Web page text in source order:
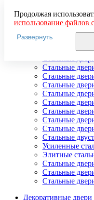
Стальная
Стальные
Стальные
Стальные
Стальные
Стальные
Стальные
Стальные
Стальные
Стальные
Стальные
Стальные
Стальные
Стальные
Усиленные
Элитные
Стальные
Стальные
Стальные
Декоративные двери
Продолжая
использование файлов
пользовательских
местоположении, устройстве,
для
использования систем
Яндекс.Метрика), в
обработки
Если вы не хотите,
настройте
Развернуть